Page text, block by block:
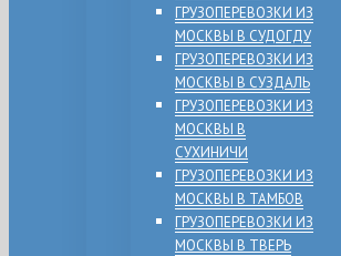
ГРУЗОПЕРЕВОЗКИ ИЗ
МОСКВЫ В СУДОГДУ
ГРУЗОПЕРЕВОЗКИ ИЗ
МОСКВЫ В СУЗДАЛЬ
ГРУЗОПЕРЕВОЗКИ ИЗ
МОСКВЫ В
СУХИНИЧИ
ГРУЗОПЕРЕВОЗКИ ИЗ
МОСКВЫ В ТАМБОВ
ГРУЗОПЕРЕВОЗКИ ИЗ
МОСКВЫ В ТВЕРЬ